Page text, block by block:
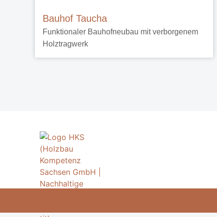
Bauhof Taucha
Funktionaler Bauhofneubau mit verborgenem
Holztragwerk